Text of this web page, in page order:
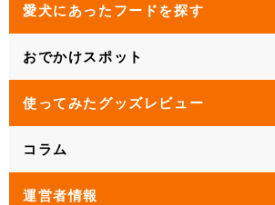
愛犬にあったフードを探す
おでかけスポット
使ってみたグッズレビュー
コラム
運営者情報